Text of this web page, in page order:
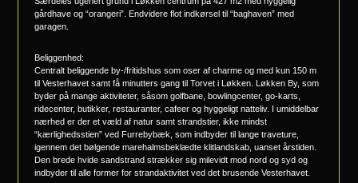
gårdhave og “orangeri”. Endvidere flot indkørsel til “baghaven” med
garagen.
Beliggenhed:
Centralt beliggende by-/fritidshus som oser af charme og med kun 150 m
til Vesterhavet samt få minutters gang til Torvet i Løkken. Løkken By, som
byder på mange aktiviteter, såsom golfbane, bowlingcenter, go-karts,
ridecenter, butikker, restauranter, cafeer og hyggeligt natteliv. I umiddelbar
nærhed er der et væld af natur samt strandstier, ikke mindst
“kærlighedsstien” ved Furrebybæk, som indbyder til lange traveture,
igennem det bølgende marehalmsbeklædte klitlandskab, uanset årstiden.
Den brede hvide sandstrand strækker sig milevidt mod nord og syd og
indbyder til alle former for strandaktivitet ved det brusende Vesterhavet.